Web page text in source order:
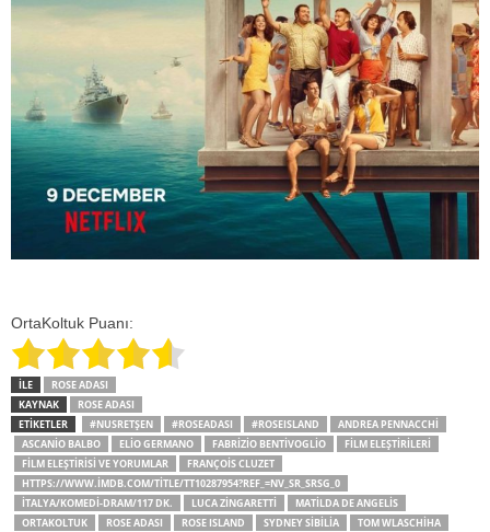
OrtaKoltuk Puanı:
İLE
ROSE ADASI
KAYNAK
ROSE ADASI
ETİKETLER
#NUSRETŞEN #ROSEADASI #ROSEISLAND
ANDREA PENNACCHI
ASCANIO BALBO
ELIO GERMANO FABRIZIO BENTIVOGLIO
FILM ELEŞTIRILERI
FILM ELEŞTIRISI VE YORUMLAR
FRANÇOIS CLUZET
HTTPS://WWW.IMDB.COM/TITLE/TT10287954?REF_=NV_SR_SRSG_0
İTALYA/KOMEDI-DRAM/117 DK.
LUCA ZINGARETTI
MATILDA DE ANGELIS
ORTAKOLTUK
ROSE ADASI ROSE ISLAND SYDNEY SIBILIA TOM WLASCHIHA